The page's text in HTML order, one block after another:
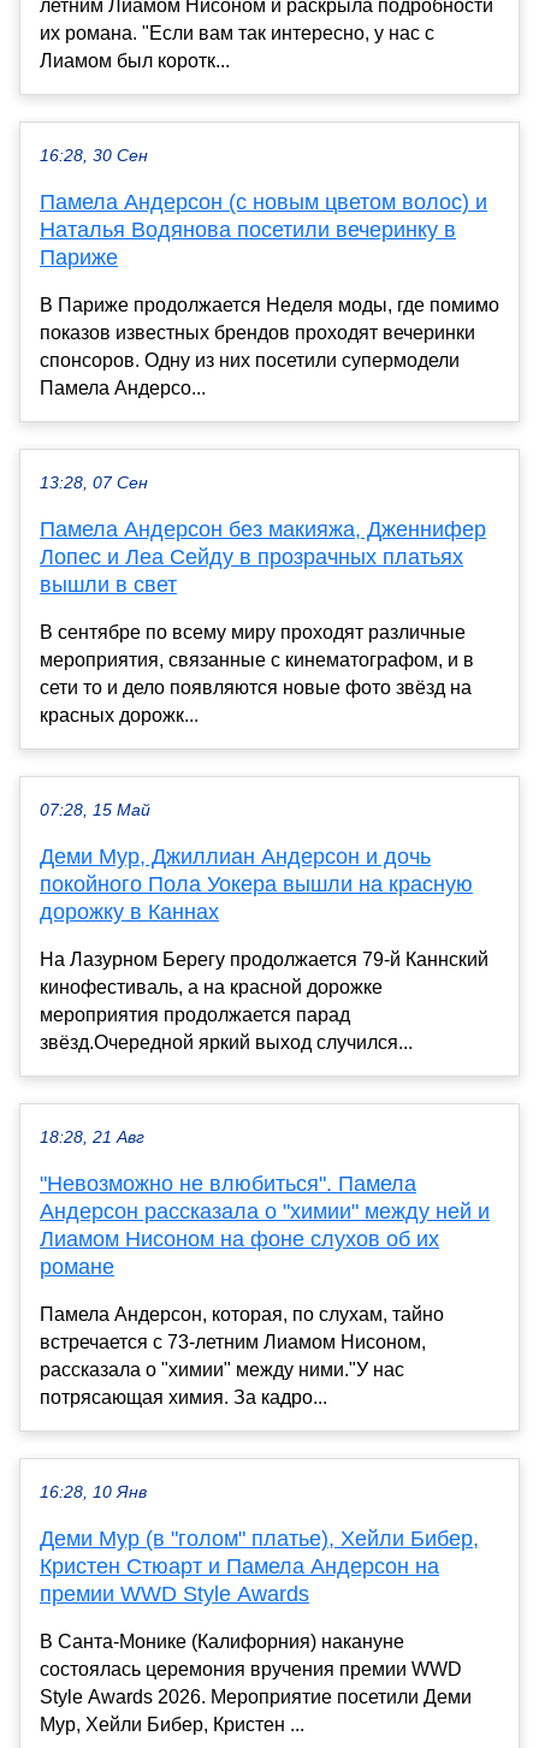
летним Лиамом Нисоном и раскрыла подробности
их романа. "Если вам так интересно, у нас с
Лиамом был коротк...
16:28, 30 Сен
Памела Андерсон (с новым цветом волос) и
Наталья Водянова посетили вечеринку в
Париже
В Париже продолжается Неделя моды, где помимо
показов известных брендов проходят вечеринки
спонсоров. Одну из них посетили супермодели
Памела Андерсо...
13:28, 07 Сен
Памела Андерсон без макияжа, Дженнифер
Лопес и Леа Сейду в прозрачных платьях
вышли в свет
В сентябре по всему миру проходят различные
мероприятия, связанные с кинематографом, и в
сети то и дело появляются новые фото звёзд на
красных дорожк...
07:28, 15 Май
Деми Мур, Джиллиан Андерсон и дочь
покойного Пола Уокера вышли на красную
дорожку в Каннах
На Лазурном Берегу продолжается 79-й Каннский
кинофестиваль, а на красной дорожке
мероприятия продолжается парад
звёзд.Очередной яркий выход случился...
18:28, 21 Авг
"Невозможно не влюбиться". Памела
Андерсон рассказала о "химии" между ней и
Лиамом Нисоном на фоне слухов об их
романе
Памела Андерсон, которая, по слухам, тайно
встречается с 73-летним Лиамом Нисоном,
рассказала о "химии" между ними."У нас
потрясающая химия. За кадро...
16:28, 10 Янв
Деми Мур (в "голом" платье), Хейли Бибер,
Кристен Стюарт и Памела Андерсон на
премии WWD Style Awards
В Санта-Монике (Калифорния) накануне
состоялась церемония вручения премии WWD
Style Awards 2026. Мероприятие посетили Деми
Мур, Хейли Бибер, Кристен ...